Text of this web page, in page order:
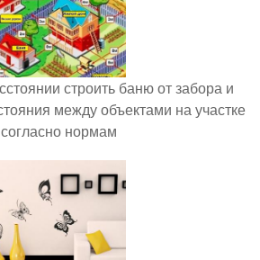
строить баню от забора и
между объектами на участке
согласно нормам